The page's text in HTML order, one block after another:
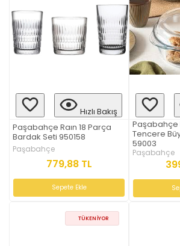
Hızlı Bakış
Paşabahçe Raın 18 Parça
Bardak Seti 950158
Paşabahçe
779,88 TL
Sepete Ekle
Paşabahçe
Tencere
59003
Paşabahçe
TÜKENIYOR